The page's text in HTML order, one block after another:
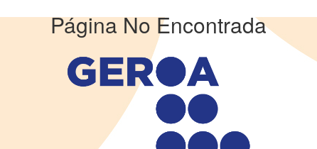
Página No Encontrada